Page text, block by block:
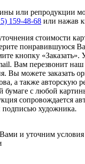
или репродукции
159-48-68 или нажав
стоимости
понравившуюся
кнопку «Заказать».
Вам перезвонит наш
Вы можете заказать
а также авторскую
бумаге с любой
сопровождается
подписью художника.
и уточним условия